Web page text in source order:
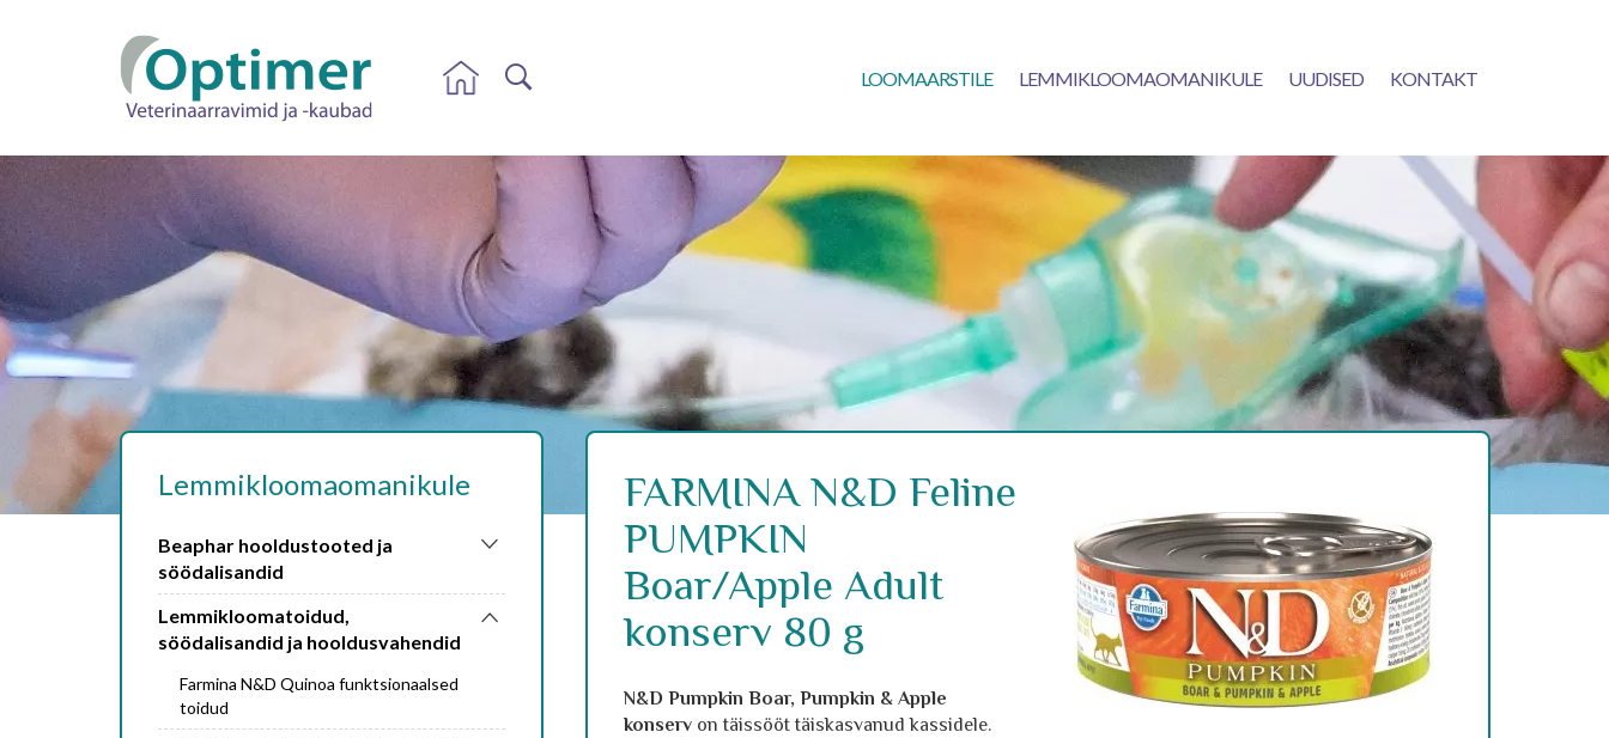
LOOMAARSTILE LEMMIKLOOMAOMANIKULE UUDISED KONTAKT
Lemmikloomaomanikule
Beaphar hooldustooted ja
söödalisandid
Lemmikloomatoidud,
söödalisandid ja hooldusvahendid
Farmina N&D Quinoa funktsionaalsed
toidud
FARMINA N&D Feline
PUMPKIN
Boar/Apple Adult
konserv 80 g
N&D Pumpkin Boar, Pumpkin & Apple
konserv on täissööt täiskasvanud kassidele.